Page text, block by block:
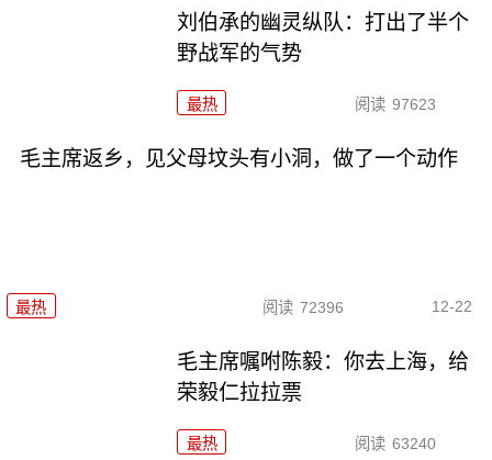
刘伯承的幽灵纵队：打出了半个
野战军的气势
最热 阅读 97623
毛主席返乡，见父母坟头有小洞，做了一个动作
最热 阅读 72396 12-22
毛主席嘱咐陈毅：你去上海，给
荣毅仁拉拉票
最热 阅读 63240